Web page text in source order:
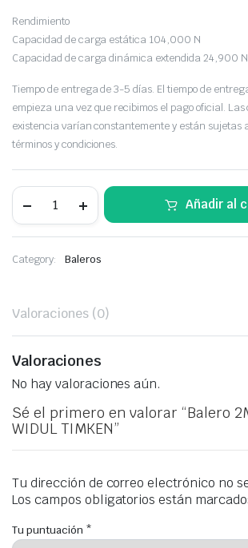
Rendimiento
Capacidad de carga estática 104,000 N
Capacidad de carga dinámica extendida 24,900 N
Tiempo de entrega de 3-5 días. El tiempo de
empieza una vez que recibimos el pago oficial.
existencia varían constantemente y están sujetas
términos y condiciones.
Añadir al
Category: Baleros
Valoraciones (0)
Valoraciones
No hay valoraciones aún.
Sé el primero en valorar “Balero
WIDUL TIMKEN”
Tu dirección de correo electrónico no
Los campos obligatorios están
Tu puntuación *